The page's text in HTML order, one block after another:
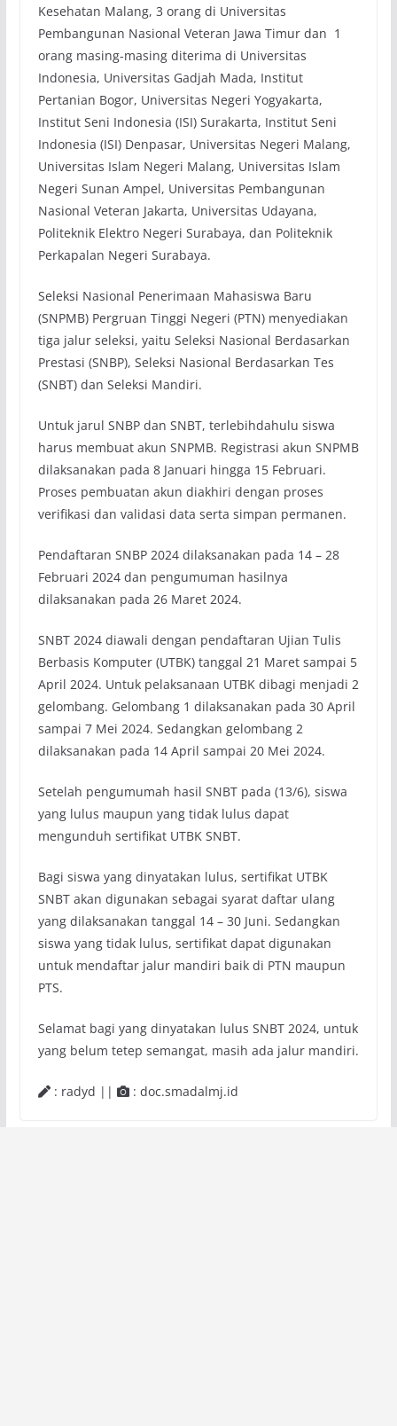
Kesehatan Malang, 3 orang di Universitas
Pembangunan Nasional Veteran Jawa Timur dan 1
orang masing-masing diterima di Universitas
Indonesia, Universitas Gadjah Mada, Institut
Pertanian Bogor, Universitas Negeri Yogyakarta,
Institut Seni Indonesia (ISI) Surakarta, Institut Seni
Indonesia (ISI) Denpasar, Universitas Negeri Malang,
Universitas Islam Negeri Malang, Universitas Islam
Negeri Sunan Ampel, Universitas Pembangunan
Nasional Veteran Jakarta, Universitas Udayana,
Politeknik Elektro Negeri Surabaya, dan Politeknik
Perkapalan Negeri Surabaya.
Seleksi Nasional Penerimaan Mahasiswa Baru
(SNPMB) Pergruan Tinggi Negeri (PTN) menyediakan
tiga jalur seleksi, yaitu Seleksi Nasional Berdasarkan
Prestasi (SNBP), Seleksi Nasional Berdasarkan Tes
(SNBT) dan Seleksi Mandiri.
Untuk jarul SNBP dan SNBT, terlebihdahulu siswa
harus membuat akun SNPMB. Registrasi akun SNPMB
dilaksanakan pada 8 Januari hingga 15 Februari.
Proses pembuatan akun diakhiri dengan proses
verifikasi dan validasi data serta simpan permanen.
Pendaftaran SNBP 2024 dilaksanakan pada 14 – 28
Februari 2024 dan pengumuman hasilnya
dilaksanakan pada 26 Maret 2024.
SNBT 2024 diawali dengan pendaftaran Ujian Tulis
Berbasis Komputer (UTBK) tanggal 21 Maret sampai 5
April 2024. Untuk pelaksanaan UTBK dibagi menjadi 2
gelombang. Gelombang 1 dilaksanakan pada 30 April
sampai 7 Mei 2024. Sedangkan gelombang 2
dilaksanakan pada 14 April sampai 20 Mei 2024.
Setelah pengumumah hasil SNBT pada (13/6), siswa
yang lulus maupun yang tidak lulus dapat
mengunduh sertifikat UTBK SNBT.
Bagi siswa yang dinyatakan lulus, sertifikat UTBK
SNBT akan digunakan sebagai syarat daftar ulang
yang dilaksanakan tanggal 14 – 30 Juni. Sedangkan
siswa yang tidak lulus, sertifikat dapat digunakan
untuk mendaftar jalur mandiri baik di PTN maupun
PTS.
Selamat bagi yang dinyatakan lulus SNBT 2024, untuk
yang belum tetep semangat, masih ada jalur mandiri.
: radyd || : doc.smadalmj.id